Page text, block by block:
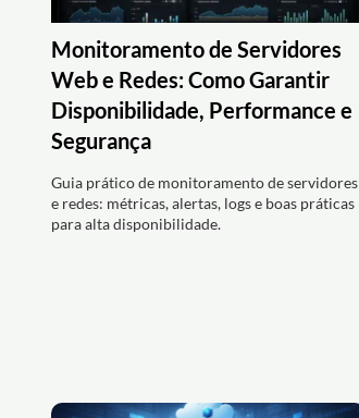
Monitoramento de Servidores
Web e Redes: Como Garantir
Disponibilidade, Performance e
Segurança
Guia prático de monitoramento de servidores
e redes: métricas, alertas, logs e boas práticas
para alta disponibilidade.